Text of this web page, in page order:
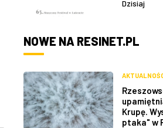
Dzisiaj
NOWE NA RESINET.PL
Krupę.
ptaka" w